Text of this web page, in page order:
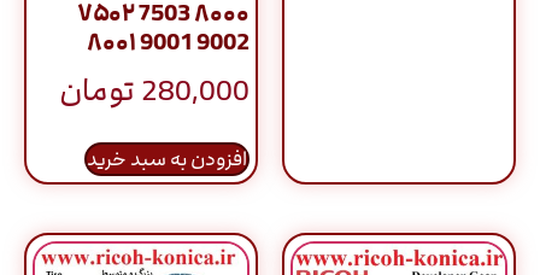
۷۵۰۲ 7503 ۸۰۰۰
۸۰۰۱ 9001 9002
280,000تومان
افزودن به سبد خرید